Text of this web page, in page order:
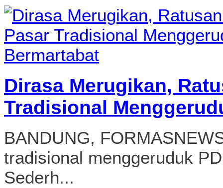
Dirasa Merugikan,
Tradisional
BANDUNG,
tradisional menggeruduk
Sederh...